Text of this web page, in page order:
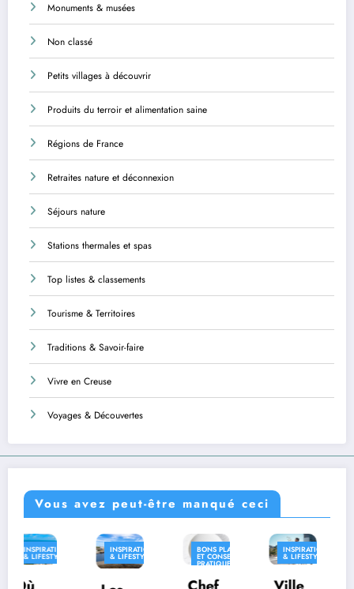
Monuments & musées
Non classé
Petits villages à découvrir
Produits du terroir et alimentation saine
Régions de France
Retraites nature et déconnexion
Séjours nature
Stations thermales et spas
Top listes & classements
Tourisme & Territoires
Traditions & Savoir-faire
Vivre en Creuse
Voyages & Découvertes
Vous avez peut-être manqué ceci
INSPIRATION
& LIFESTYLE
BONS PLANS
ET CONSEILS
PRATIQUES
INSPIRATION
& LIFESTYLE
INSPIRATION
& LIFESTYLE